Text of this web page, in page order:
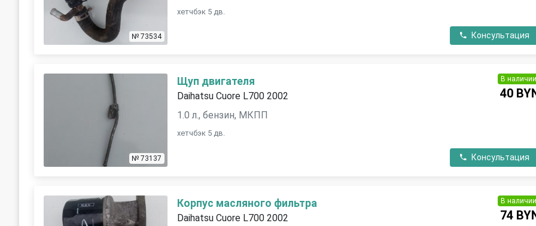
№ 73534
хетчбэк 5 дв.
Консультация
№ 73137
Щуп двигателя
Daihatsu Cuore L700 2002
1.0 л., бензин, МКПП
хетчбэк 5 дв.
В наличии
40
Консультация
Корпус масляного фильтра
Daihatsu Cuore L700 2002
В наличии
74